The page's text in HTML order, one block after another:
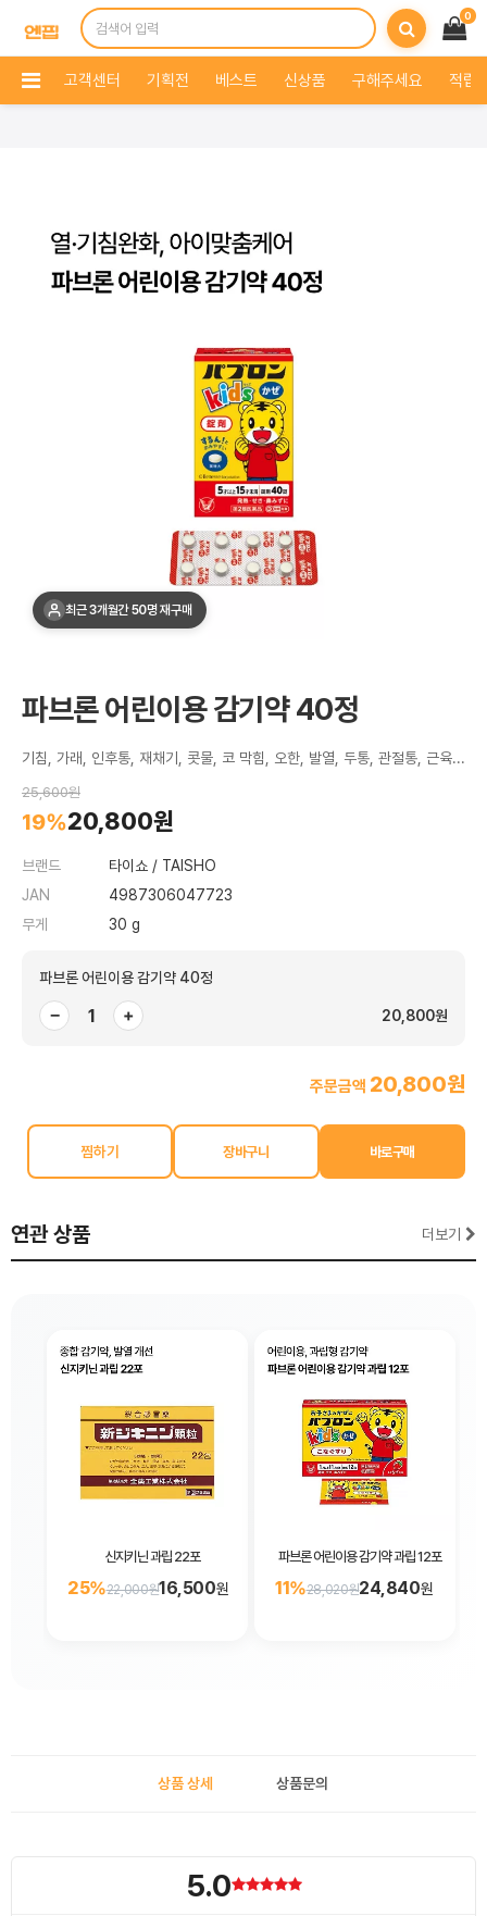
0
고객센터 기획전 베스트 신상품 구해주세요 적립
최근 3개월간 50명 재구매
파브론 어린이용 감기약 40정
기침, 가래, 인후통, 재채기, 콧물, 코 막힘, 오한, 발열, 두통, 관절통, 근육통 완화. 어린이용 감기약 정제.
25,600원
19%20,800원
브랜드
타이쇼 / TAISHO
JAN
4987306047723
무게
30 g
파브론 어린이용 감기약 40정
− + 20,800원
주문금액 20,800원
찜하기
연관 상품 더보기
신지키닌 과립 22포
25%22,000원16,500원
파브론 어린이용 감기약 과립 12포
11%28,020원24,840원
상품 상세 상품문의
5.0